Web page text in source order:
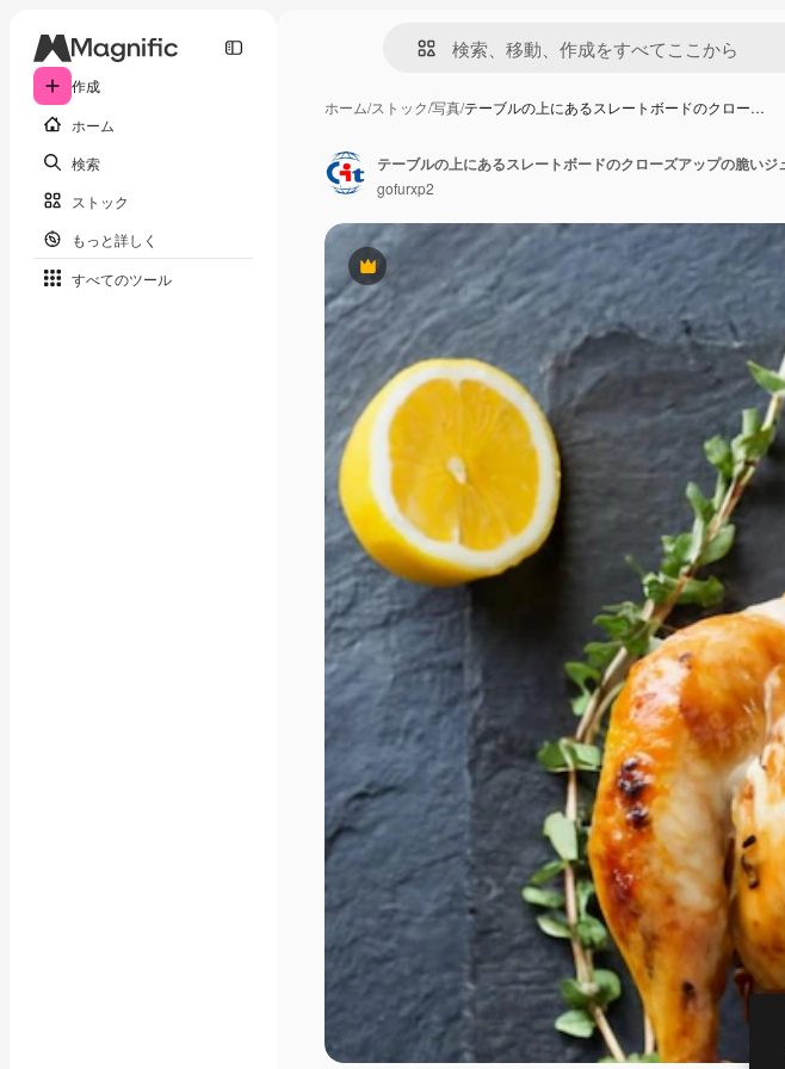
作成
ホーム
検索
ストック
もっと詳しく
すべてのツール
ホーム/ストック/写真/テーブルの上にあるスレートボードのクロー…
Premium
gofurxp2